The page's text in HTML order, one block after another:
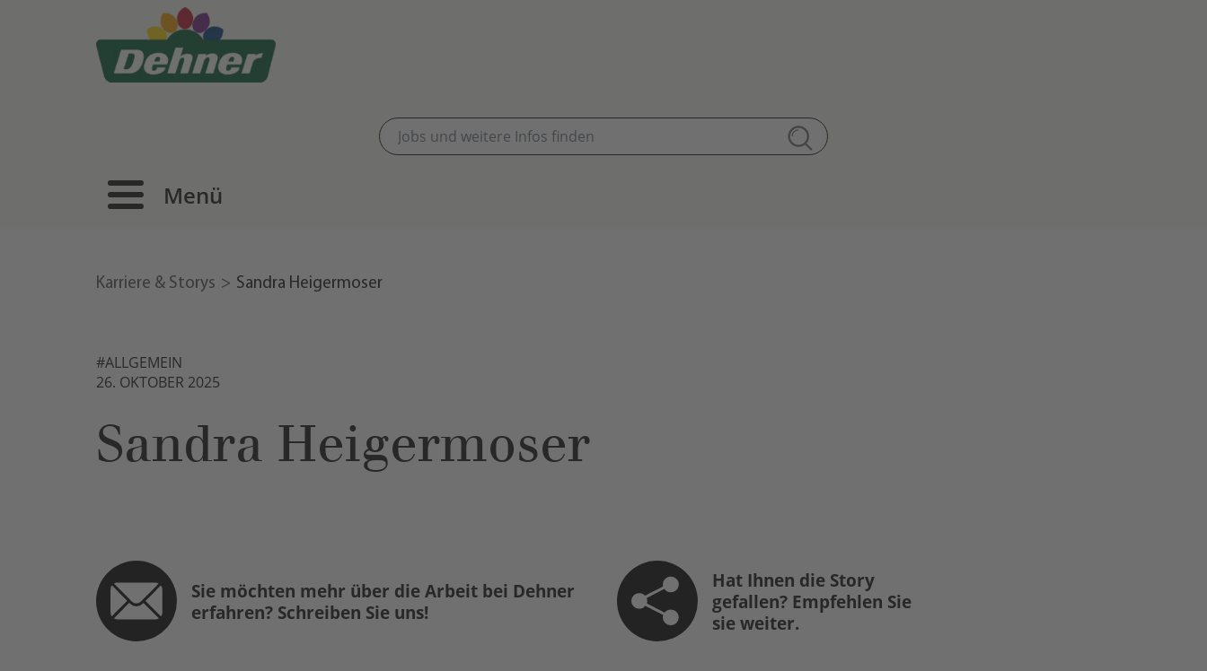
Menü
Karriere & Storys Sandra Heigermoser
#ALLGEMEIN
26. OKTOBER 2025
Sandra Heigermoser
Sie möchten mehr über die Arbeit bei Dehner
erfahren? Schreiben Sie uns!
Hat Ihnen die Story
gefallen? Empfehlen Sie
sie weiter.